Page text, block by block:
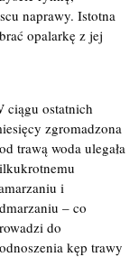
naprawy. Istotna
opalarkę z jej
ciągu ostatnich
zgromadzona
trawą woda ulegała
i
– co
do
kęp trawy